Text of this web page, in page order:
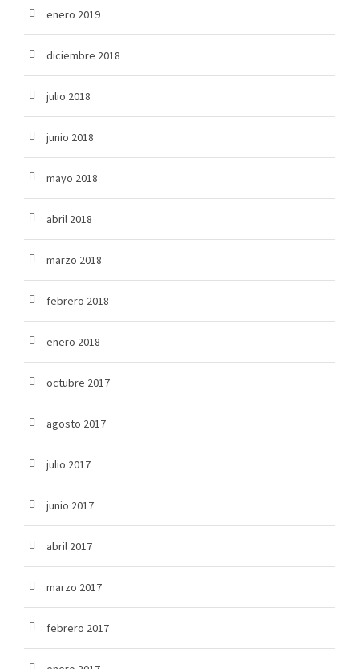
enero 2019
diciembre 2018
julio 2018
junio 2018
mayo 2018
abril 2018
marzo 2018
febrero 2018
enero 2018
octubre 2017
agosto 2017
julio 2017
junio 2017
abril 2017
marzo 2017
febrero 2017